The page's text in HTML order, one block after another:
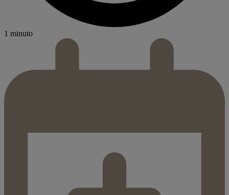
1 minuto